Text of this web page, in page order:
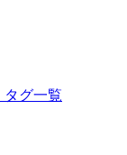
タグ一覧